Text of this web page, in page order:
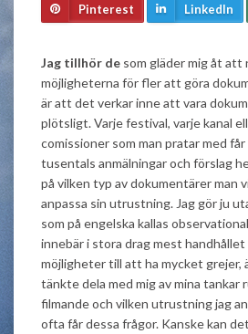
Pinterest LinkedIn
Jag tillhör de som gläder mig åt att
möjligheterna för fler att göra
är att det verkar inne att vara
plötsligt. Varje festival, varje kanal
comissioner som man pratar med
tusentals anmälningar och förslag
på vilken typ av dokumentärer man
anpassa sin utrustning. Jag gör ju
som på engelska kallas
innebär i stora drag mest handhållet
möjligheter till att ha mycket grejer,
tänkte dela med mig av mina tankar
filmande och vilken utrustning jag
ofta får dessa frågor. Kanske kan